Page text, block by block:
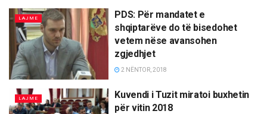
LAJME
PDS: Për mandatet e
shqiptarëve do të bisedohet
vetem nëse avansohen
zgjedhjet
2 NËNTOR, 2018
LAJME
Kuvendi i Tuzit miratoi buxhetin
për vitin 2018